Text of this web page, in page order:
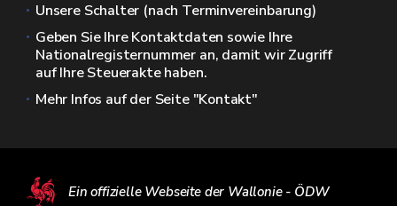
Unsere Schalter (nach Terminvereinbarung)
Geben Sie Ihre Kontaktdaten sowie Ihre
Nationalregisternummer an, damit wir Zugriff
auf Ihre Steuerakte haben.
Mehr Infos auf der Seite "Kontakt"
Ein offizielle Webseite der Wallonie - ÖDW